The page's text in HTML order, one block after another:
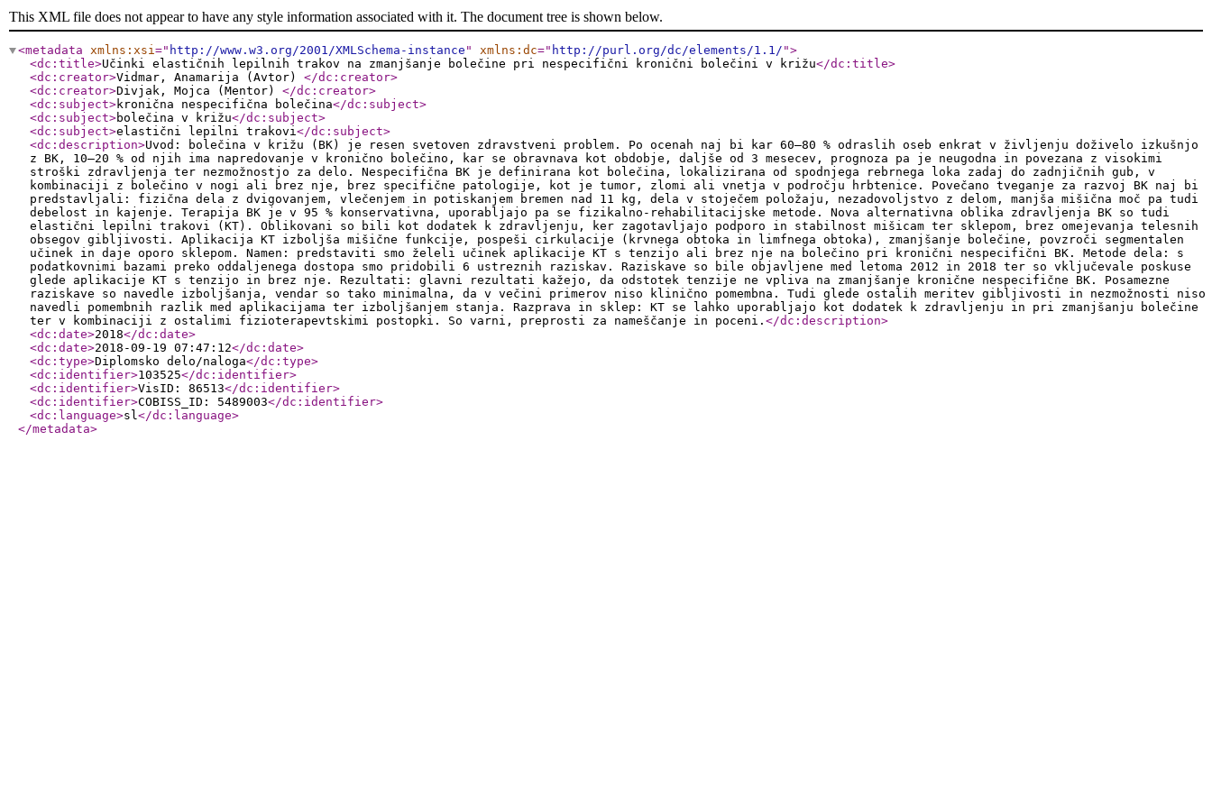
This XML file does not appear to have any style information associated with it. The document tree is shown below.
<metadata xmlns:xsi=" http://www.w3.org/2001/XMLSchema-instance " xmlns:dc=" http://purl.org/dc/elements/1.1/ ">
<dc:title>Učinki elastičnih lepilnih trakov na zmanjšanje bolečine pri nespecifični kronični bolečini v križu</dc:title>
<dc:creator>Vidmar, Anamarija (Avtor) </dc:creator>
<dc:creator>Divjak, Mojca (Mentor) </dc:creator>
<dc:subject>kronična nespecifična bolečina</dc:subject>
<dc:subject>bolečina v križu</dc:subject>
<dc:subject>elastični lepilni trakovi</dc:subject>
<dc:description>Uvod: bolečina v križu (BK) je resen svetoven zdravstveni problem. Po ocenah naj bi kar 60–80 % odraslih oseb enkrat v življenju doživelo izkušnjo
z BK, 10–20 % od njih ima napredovanje v kronično bolečino, kar se obravnava kot obdobje, daljše od 3 mesecev, prognoza pa je neugodna in povezana z visokimi
stroški zdravljenja ter nezmožnostjo za delo. Nespecifična BK je definirana kot bolečina, lokalizirana od spodnjega rebrnega loka zadaj do zadnjičnih gub, v
kombinaciji z bolečino v nogi ali brez nje, brez specifične patologije, kot je tumor, zlomi ali vnetja v področju hrbtenice. Povečano tveganje za razvoj BK naj bi
predstavljali: fizična dela z dvigovanjem, vlečenjem in potiskanjem bremen nad 11 kg, dela v stoječem položaju, nezadovoljstvo z delom, manjša mišična moč pa tudi
debelost in kajenje. Terapija BK je v 95 % konservativna, uporabljajo pa se fizikalno-rehabilitacijske metode. Nova alternativna oblika zdravljenja BK so tudi
elastični lepilni trakovi (KT). Oblikovani so bili kot dodatek k zdravljenju, ker zagotavljajo podporo in stabilnost mišicam ter sklepom, brez omejevanja telesnih
obsegov gibljivosti. Aplikacija KT izboljša mišične funkcije, pospeši cirkulacije (krvnega obtoka in limfnega obtoka), zmanjšanje bolečine, povzroči segmentalen
učinek in daje oporo sklepom. Namen: predstaviti smo želeli učinek aplikacije KT s tenzijo ali brez nje na bolečino pri kronični nespecifični BK. Metode dela: s
podatkovnimi bazami preko oddaljenega dostopa smo pridobili 6 ustreznih raziskav. Raziskave so bile objavljene med letoma 2012 in 2018 ter so vključevale poskuse
glede aplikacije KT s tenzijo in brez nje. Rezultati: glavni rezultati kažejo, da odstotek tenzije ne vpliva na zmanjšanje kronične nespecifične BK. Posamezne
raziskave so navedle izboljšanja, vendar so tako minimalna, da v večini primerov niso klinično pomembna. Tudi glede ostalih meritev gibljivosti in nezmožnosti niso
navedli pomembnih razlik med aplikacijama ter izboljšanjem stanja. Razprava in sklep: KT se lahko uporabljajo kot dodatek k zdravljenju in pri zmanjšanju bolečine
ter v kombinaciji z ostalimi fizioterapevtskimi postopki. So varni, preprosti za nameščanje in poceni. </dc:description>
<dc:date>2018</dc:date>
<dc:date>2018-09-19 07:47:12</dc:date>
<dc:type>Diplomsko delo/naloga</dc:type>
<dc:identifier>103525</dc:identifier>
<dc:identifier>VisID: 86513</dc:identifier>
<dc:identifier>COBISS_ID: 5489003</dc:identifier>
<dc:language>sl</dc:language>
</metadata>